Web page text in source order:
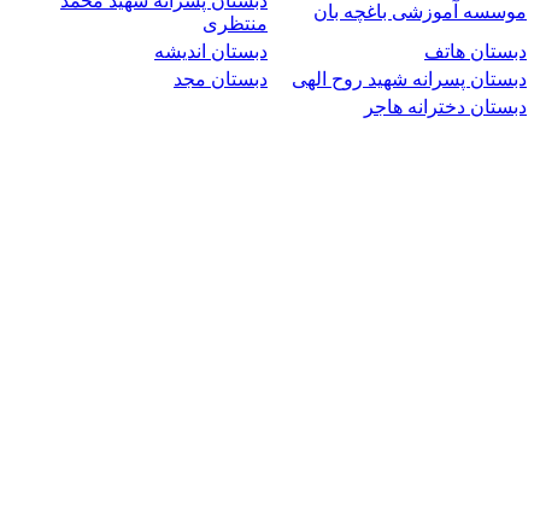
موسسه آموزشی باغچه بان
منتظری
دبستان هاتف
دبستان اندیشه
دبستان پسرانه شهید روح الهی
دبستان مجد
دبستان دخترانه هاجر